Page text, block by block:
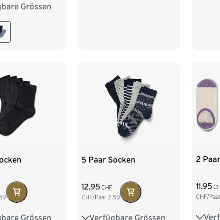
Grössen
39-42
Grössen
39-42
5 Paar Socken
12.95CHF
CHF/Paar2.59
Verfügbare Grössen
35-38 39-42
2
11.95
CHF/
35-38